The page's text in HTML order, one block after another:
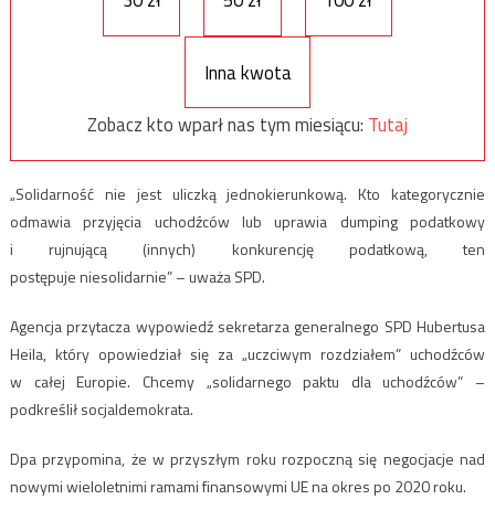
Inna kwota
Zobacz kto wparł nas tym miesiącu: Tutaj
„Solidarność nie jest uliczką jednokierunkową. Kto kategorycznie
odmawia przyjęcia uchodźców lub uprawia dumping podatkowy
i rujnującą (innych) konkurencję podatkową, ten
postępuje niesolidarnie” – uważa SPD.
Agencja przytacza wypowiedź sekretarza generalnego SPD Hubertusa
Heila, który opowiedział się za „uczciwym rozdziałem” uchodźców
w całej Europie. Chcemy „solidarnego paktu dla uchodźców” –
podkreślił socjaldemokrata.
Dpa przypomina, że w przyszłym roku rozpoczną się negocjacje nad
nowymi wieloletnimi ramami finansowymi UE na okres po 2020 roku.